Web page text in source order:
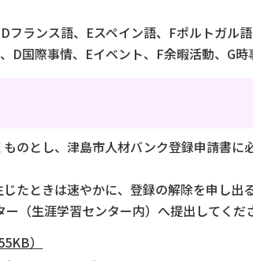
フランス語、Eスペイン語、Fポルトガル
D国際事情、Eイベント、F余暇活動、G時
ものとし、津島市人材バンク登録申請書
じたときは速やかに、登録の解除を申し
（生涯学習センター内）へ提出してくだ
）